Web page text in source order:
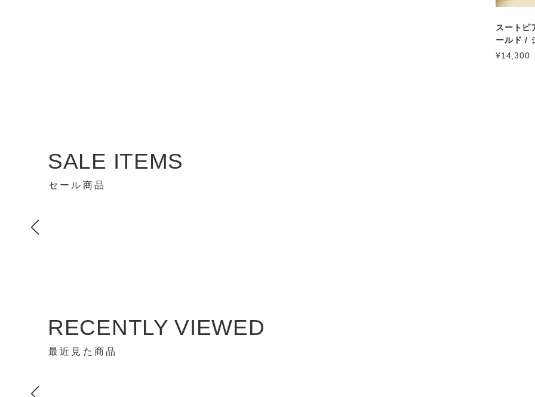
スートピ
ールド /
¥14,300
SALE ITEMS
セール商品
RECENTLY VIEWED
最近見た商品